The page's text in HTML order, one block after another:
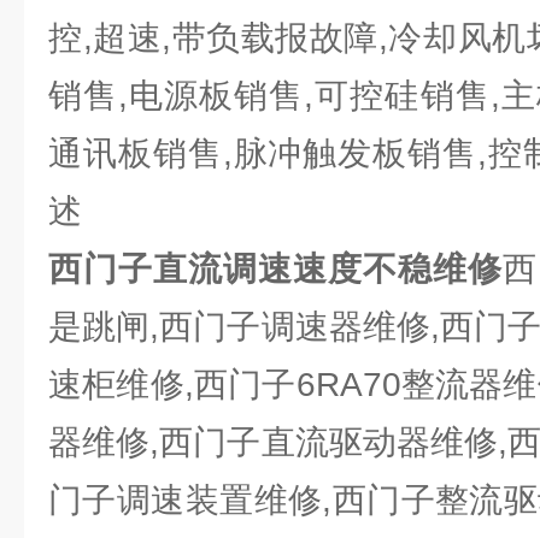
控,超速,带负载报故障,冷却风
销售,电源板销售,可控硅销售,
通讯板销售,脉冲触发板销售,控
述
西门子直流调速速度不稳维修
是跳闸,西门子调速器维修,西门
速柜维修,西门子6RA70整流器
器维修,西门子直流驱动器维修,
门子调速装置维修,西门子整流